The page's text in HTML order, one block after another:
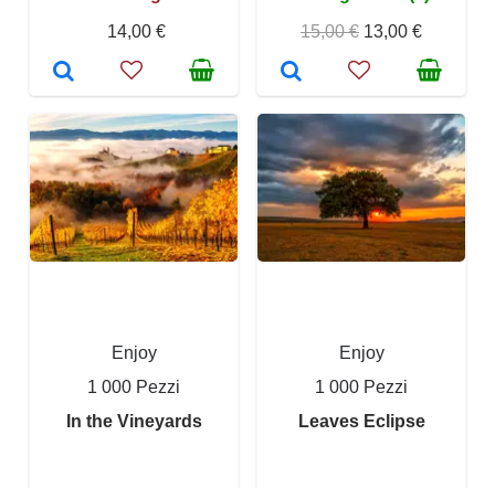
14,00 €
15,00 € 13,00 €
Enjoy
1 000 Pezzi
In the Vineyards
Enjoy
1 000 Pezzi
Leaves Eclipse